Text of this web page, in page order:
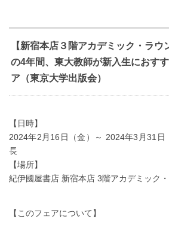
【新宿本店３階アカデミック・ラウ
の4年間、東大教師が新入生におす
ア（東京大学出版会）
【日時】
2024年2月16日（金）～ 2024年3月31
長
【場所】
紀伊國屋書店 新宿本店 3階アカデミック
【このフェアについて】